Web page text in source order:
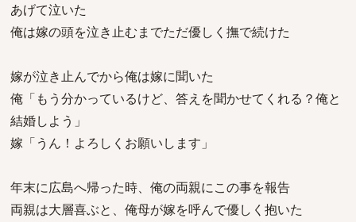
あげて泣いた
俺は嫁の頭を泣き止むまでただ優しく撫で続けた
嫁が泣き止んでから俺は嫁に聞いた
俺「もう分かっているけど、答えを聞かせてくれる？俺と
結婚しよう」
嫁「うん！よろしくお願いします」
年末に広島へ帰った時、俺の両親にこの事を報告
両親は大層喜ぶと、俺母が嫁を呼んで優しく抱いた